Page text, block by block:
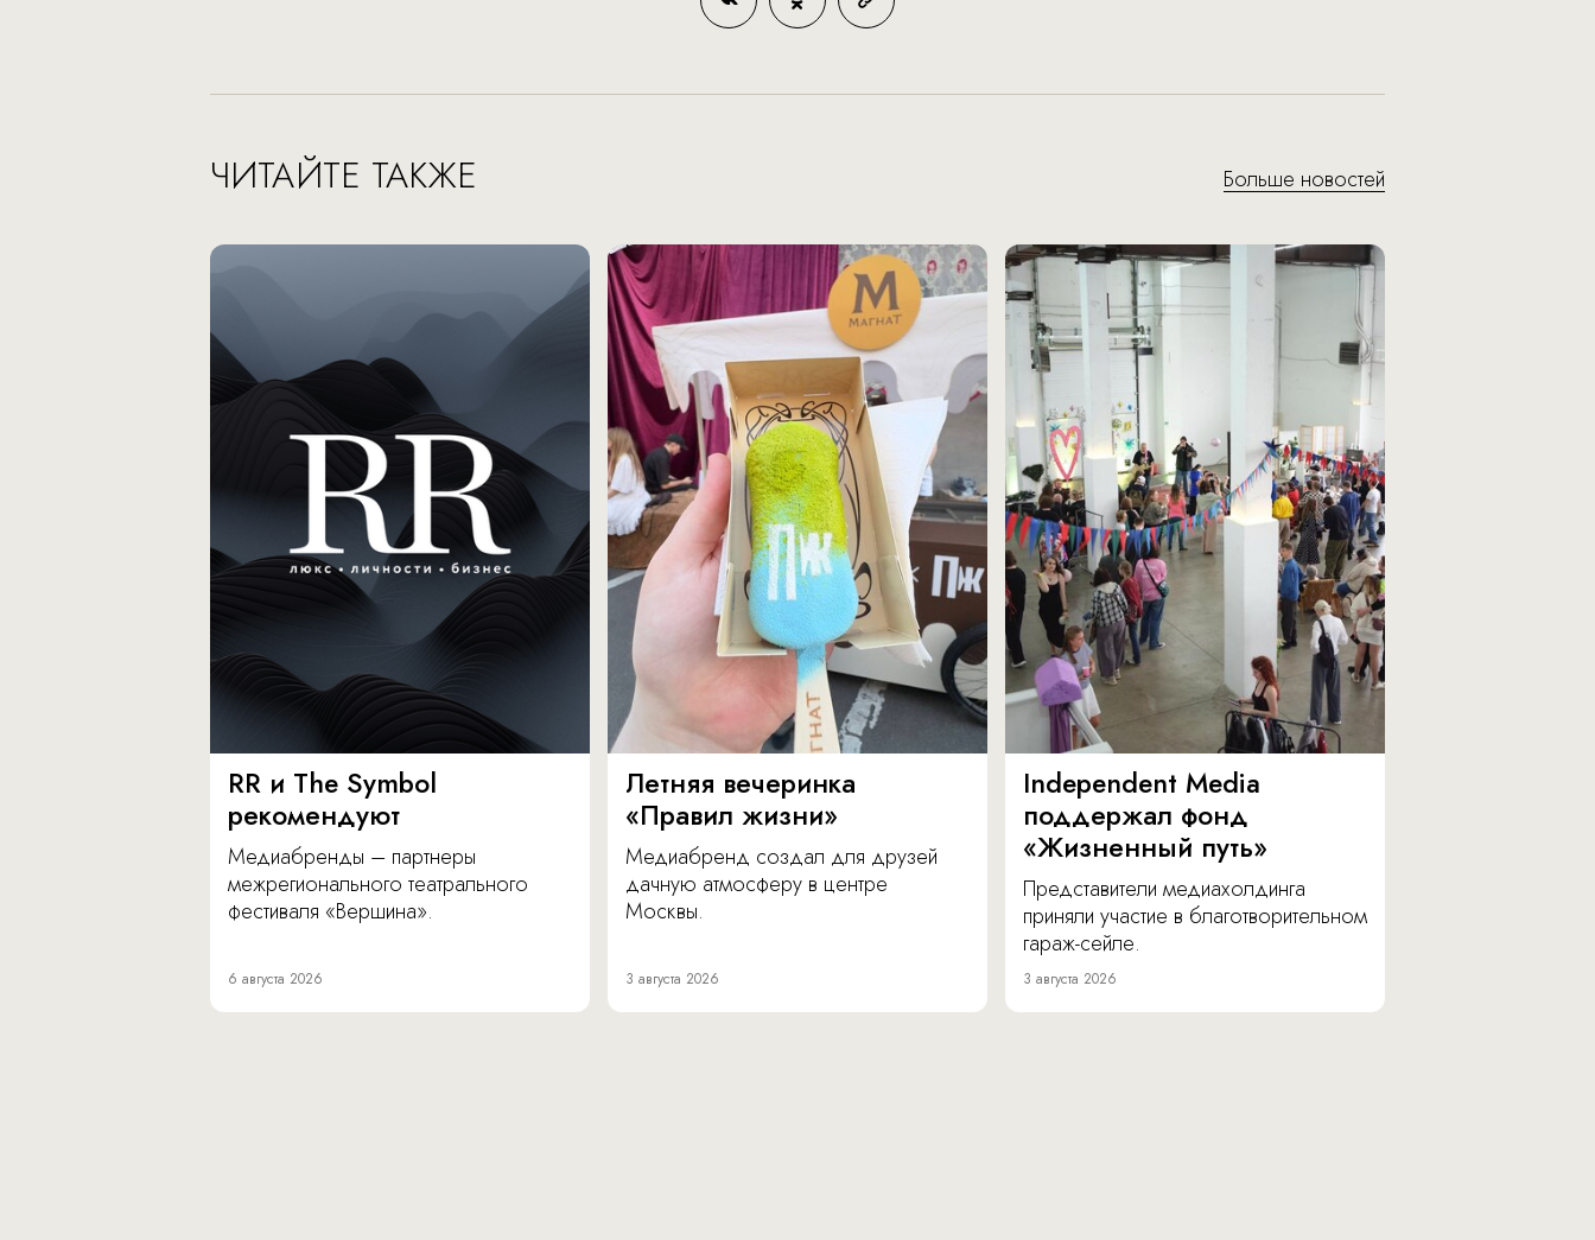
ЧИТАЙТЕ ТАКЖЕ Больше новостей
RR и The Symbol
рекомендуют
Медиабренды – партнеры
межрегионального театрального
фестиваля «Вершина».
6 августа 2026
Летняя вечеринка
«Правил жизни»
Медиабренд создал для друзей
дачную атмосферу в центре
Москвы.
3 августа 2026
Independent Media
поддержал фонд
«Жизненный путь»
Представители медиахолдинга
приняли участие в благотворительном
гараж-сейле.
3 августа 2026